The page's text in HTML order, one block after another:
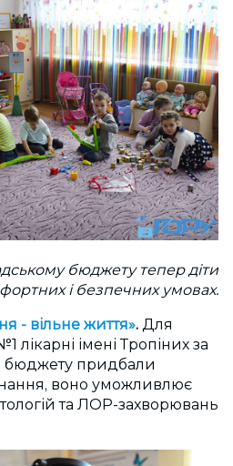
бюджету тепер діти
і безпечних умовах.
- вільне життя». Для
лікарні імені Тропіних за
бюджету придбали
воно уможливлює
та ЛОР-захворювань